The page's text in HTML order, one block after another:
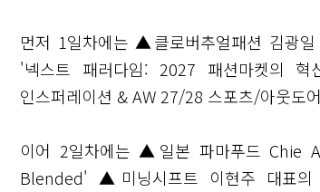
먼저 1일차에는 ▲클로버추얼패션 김광
'넥스트 패러다임: 2027 패션마켓의
인스퍼레이션 & AW 27/28 스포츠/아웃도
이어 2일차에는 ▲일본 파마푸드 Chie
Blended' ▲미닝시프트 이현주 대표의